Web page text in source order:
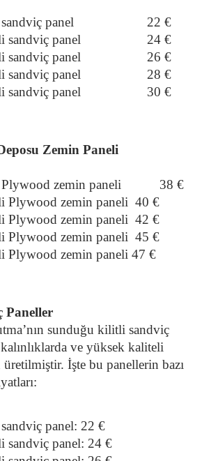
panel
22 €
sandviç panel
24 €
sandviç panel
26 €
panel                   28 €
sandviç panel
30 €
Zemin Paneli
zemin paneli
38 €
Plywood zemin paneli 40 €
Plywood zemin paneli 42 €
Plywood zemin paneli 45 €
Plywood zemin paneli 47 €
Paneller
sunduğu kilitli sandviç
ve yüksek kaliteli
üretilmiştir. İşte bu panellerin bazı
panel: 22 €
sandviç panel: 24 €